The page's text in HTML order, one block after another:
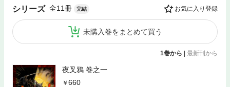
シリーズ 全11冊 完結 お気に入り登録
未購入巻をまとめて買う
1巻から | 最新刊から
夜叉鴉 巻之一
660